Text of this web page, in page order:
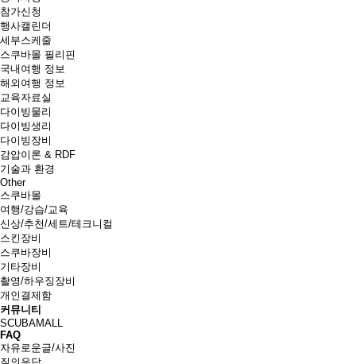
참가신청
행사캘린더
세부스케줄
스쿠바몰 필리핀
국내여행 정보
해외여행 정보
교육자료실
다이빙물리
다이빙생리
다이빙장비
감압이론 & RDF
기술과 환경
Other
스쿠바몰
여행/강습/교육
신상/추천/세트/테크니컬
스킨장비
스쿠바장비
기타장비
촬영/하우징장비
개인결제함
커뮤니티
SCUBAMALL
FAQ
자유로운글/사진